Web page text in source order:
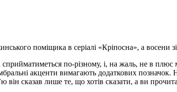
поміщика в серіалі «Кріпосна», а восени
по-різному, і, на жаль, не в
акценти вимагають додаткових
сказав лише те, що хотів сказати, а ви